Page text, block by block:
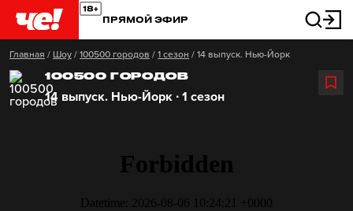
ПРЯМОЙ ЭФИР
Главная / Шоу / 100500 городов / 1 сезон / 14 выпуск. Нью-Йорк
100500 ГОРОДОВ
14 выпуск. Нью-Йорк ∙ 1 сезон